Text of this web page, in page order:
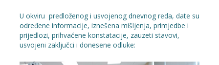
U okviru predloženog i usvojenog dnevnog reda, date su
određene informacije, iznešena mišljenja, primjedbe i
prijedlozi, prihvaćene konstatacije, zauzeti stavovi,
usvojeni zaključci i donesene odluke: